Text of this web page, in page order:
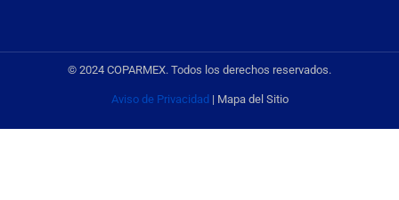
© 2024 COPARMEX. Todos los derechos reservados.
Aviso de Privacidad | Mapa del Sitio